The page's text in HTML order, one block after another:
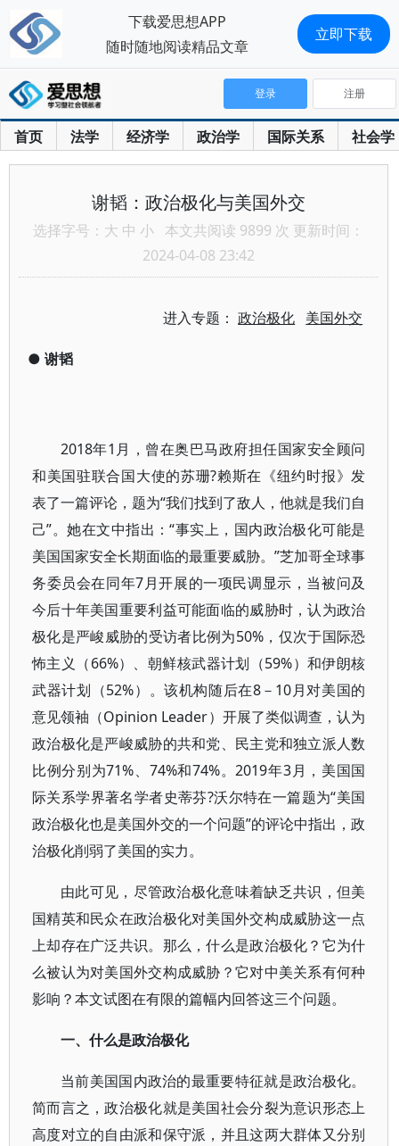
首页 法学 经济学 政治学 国际关系 社会学
登录 注册
谢韬：政治极化与美国外交
选择字号： 大 中 小 本文共阅读 9899 次 更新时间：
2024-04-08 23:42
进入专题：政治极化 美国外交
● 谢韬
2018年1月，曾在奥巴马政府担任国家安全顾问
和美国驻联合国大使的苏珊?赖斯在《纽约时报》发
表了一篇评论，题为“我们找到了敌人，他就是我们自
己”。她在文中指出：“事实上，国内政治极化可能是
美国国家安全长期面临的最重要威胁。”芝加哥全球事
务委员会在同年7月开展的一项民调显示，当被问及
今后十年美国重要利益可能面临的威胁时，认为政治
极化是严峻威胁的受访者比例为50%，仅次于国际恐
怖主义（66%）、朝鲜核武器计划（59%）和伊朗核
武器计划（52%）。该机构随后在8－10月对美国的
意见领袖（Opinion Leader）开展了类似调查，认为
政治极化是严峻威胁的共和党、民主党和独立派人数
比例分别为71%、74%和74%。2019年3月，美国国
际关系学界著名学者史蒂芬?沃尔特在一篇题为“美国
政治极化也是美国外交的一个问题”的评论中指出，政
治极化削弱了美国的实力。
由此可见，尽管政治极化意味着缺乏共识，但美
国精英和民众在政治极化对美国外交构成威胁这一点
上却存在广泛共识。那么，什么是政治极化？它为什
么被认为对美国外交构成威胁？它对中美关系有何种
影响？本文试图在有限的篇幅内回答这三个问题。
一、什么是政治极化
当前美国国内政治的最重要特征就是政治极化。
简而言之，政治极化就是美国社会分裂为意识形态上
高度对立的自由派和保守派，并且这两大群体又分别
下载爱思想APP
随时随地阅读精品文章
立即下载